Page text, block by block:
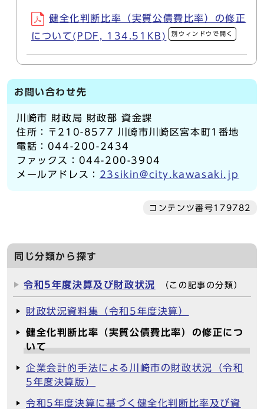
健全化判断比率（実質公債費比率）の修正
について(PDF, 134.51KB)
別ウィンドウで開く
お問い合わせ先
川崎市 財政局 財政部 資金課
住所：〒210-8577 川崎市川崎区宮本町1番地
電話：044-200-2434
ファックス：044-200-3904
メールアドレス： 23sikin@city.kawasaki.jp
コンテンツ番号179782
同じ分類から探す
令和5年度決算及び財政状況 （この記事の分類）
財政状況資料集（令和5年度決算）
健全化判断比率（実質公債費比率）の修正につ
いて
企業会計的手法による川崎市の財政状況（令和
5年度決算版）
令和5年度決算に基づく健全化判断比率及び資